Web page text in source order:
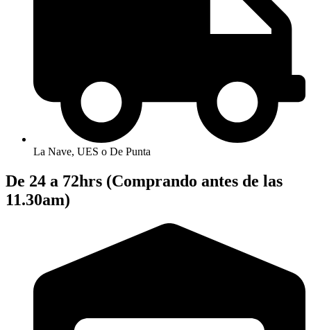
La Nave, UES o De Punta
De 24 a 72hrs (Comprando antes de las
11.30am)